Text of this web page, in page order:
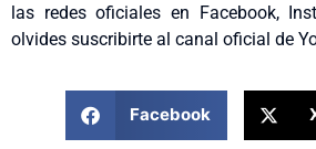
las redes oficiales en Facebook,
olvides suscribirte al canal oficial de
Facebook